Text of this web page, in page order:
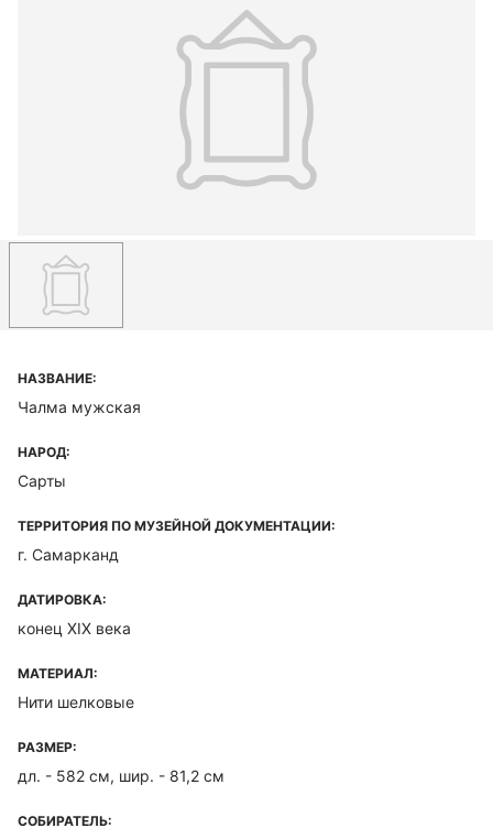
НАЗВАНИЕ:
Чалма мужская
НАРОД:
Сарты
ТЕРРИТОРИЯ ПО МУЗЕЙНОЙ ДОКУМЕНТАЦИИ:
г. Самарканд
ДАТИРОВКА:
конец XIX века
МАТЕРИАЛ:
Нити шелковые
РАЗМЕР:
дл. - 582 см, шир. - 81,2 см
СОБИРАТЕЛЬ: